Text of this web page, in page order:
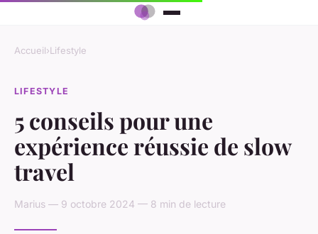
Accueil›Lifestyle
LIFESTYLE
5 conseils pour une
expérience réussie de slow
travel
Marius — 9 octobre 2024 — 8 min de lecture